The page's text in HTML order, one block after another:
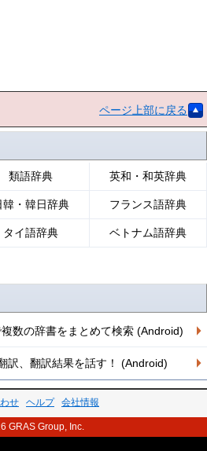
ページ上部に戻る
類語辞典 英和・和英辞典
韓・韓日辞典 フランス語辞典
タイ語辞典 ベトナム語辞典
数の辞書をまとめて検索 (Android)
訳、翻訳結果を話す！ (Android)
せ ヘルプ 会社情報
GRAS Group, Inc.